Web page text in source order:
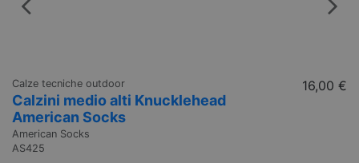
Calze tecniche outdoor
Calzini medio alti Knucklehead
American Socks
American Socks
AS425
16,00 €